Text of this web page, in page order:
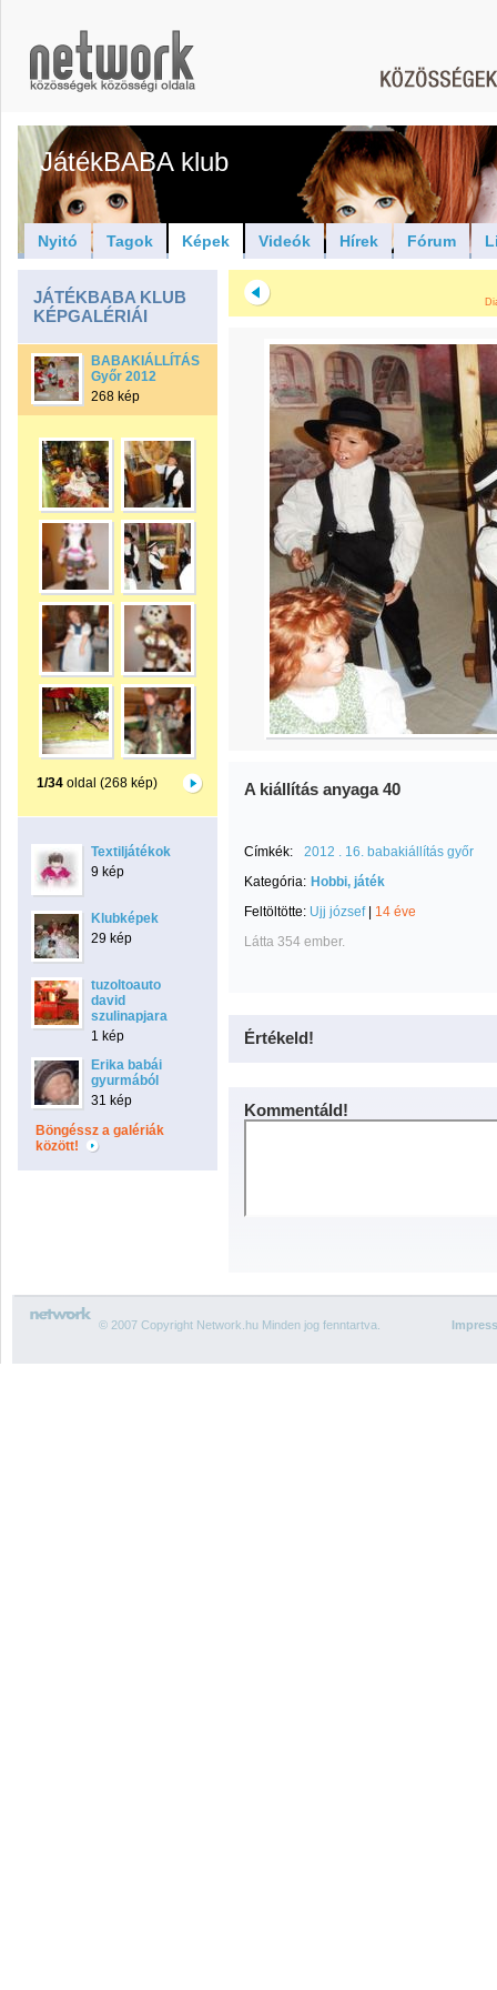
JátékBABA klub
Nyitó Tagok Képek Videók Hírek Fórum
JÁTÉKBABA KLUB
KÉPGALÉRIÁI
BABAKIÁLLÍTÁS
Győr 2012
268 kép
1/34oldal (268 kép)
Textiljátékok
9 kép
Klubképek
29 kép
tuzoltoauto
david
szulinapjara
1 kép
Erika babái
gyurmából
31 kép
Böngéssz a galériák
között!
A kiállítás anyaga 40
Címkék:
2012 . 16. babakiállítás győr
Kategória: Hobbi, játék
Feltöltötte: Ujj józsef| 14 éve
Látta 354 ember.
Értékeld!
Kommentáld!
© 2007 Copyright Network.hu Minden jog fenntartva.